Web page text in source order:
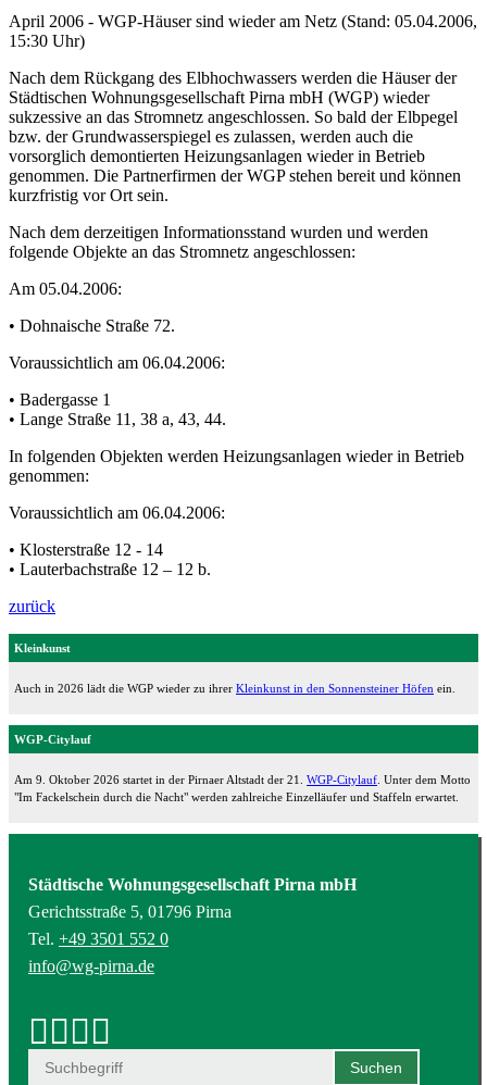
April 2006 - WGP-Häuser sind wieder am Netz (Stand: 05.04.2006,
15:30 Uhr)
Nach dem Rückgang des Elbhochwassers werden die Häuser der
Städtischen Wohnungsgesellschaft Pirna mbH (WGP) wieder
sukzessive an das Stromnetz angeschlossen. So bald der Elbpegel
bzw. der Grundwasserspiegel es zulassen, werden auch die
vorsorglich demontierten Heizungsanlagen wieder in Betrieb
genommen. Die Partnerfirmen der WGP stehen bereit und können
kurzfristig vor Ort sein.
Nach dem derzeitigen Informationsstand wurden und werden
folgende Objekte an das Stromnetz angeschlossen:
Am 05.04.2006:
• Dohnaische Straße 72.
Voraussichtlich am 06.04.2006:
• Badergasse 1
• Lange Straße 11, 38 a, 43, 44.
In folgenden Objekten werden Heizungsanlagen wieder in Betrieb
genommen:
Voraussichtlich am 06.04.2006:
• Klosterstraße 12 - 14
• Lauterbachstraße 12 – 12 b.
zurück
Kleinkunst
Auch in 2026 lädt die WGP wieder zu ihrer Kleinkunst in den Sonnensteiner Höfen ein.
WGP-Citylauf
Am 9. Oktober 2026 startet in der Pirnaer Altstadt der 21. WGP-Citylauf . Unter dem Motto
"Im Fackelschein durch die Nacht" werden zahlreiche Einzelläufer und Staffeln erwartet.
Städtische Wohnungsgesellschaft Pirna mbH
Gerichtsstraße 5, 01796 Pirna
Tel. +49 3501 552 0
info@wg-pirna.de